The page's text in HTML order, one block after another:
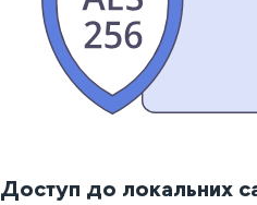
Доступ до локальних